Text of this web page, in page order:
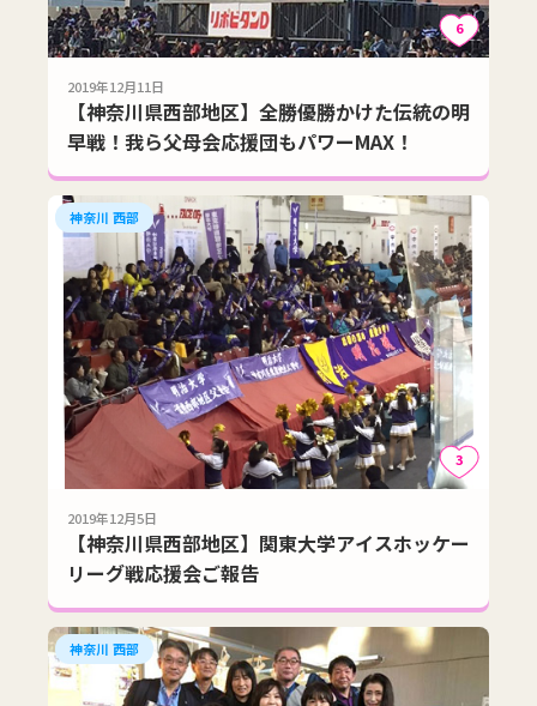
6
2019年12月11日
【神奈川県西部地区】全勝優勝かけた伝統の明
早戦！我ら父母会応援団もパワーMAX！
神奈川 西部
3
2019年12月5日
【神奈川県西部地区】関東大学アイスホッケー
リーグ戦応援会ご報告
神奈川 西部